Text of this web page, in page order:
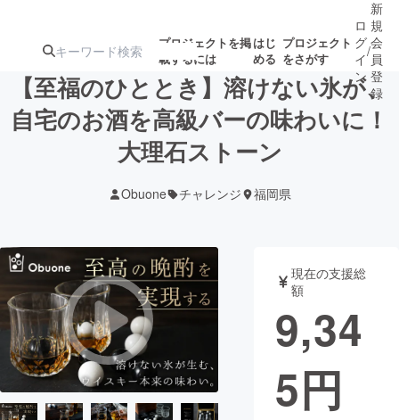
プロジェクトを掲
載するには
はじ
める
プロジェクト
をさがす
注目のリ 注目の新着プロ
募集終了が近いプ
テクノロジー・ガジェット
映像・映画 書籍・雑誌
ビジネス・起業 チャレンジ
ロ
グ
イ
ン
/
新
規
会
員
登
録
【至福のひととき】溶けない氷が、
自宅のお酒を高級バーの味わいに！
大理石ストーン
Obuone チャレンジ 福岡県
現在の支援総
額
9,34
5円